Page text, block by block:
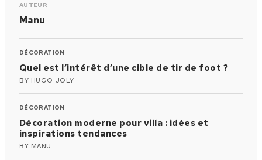
AUTEUR
Manu
DÉCORATION
Quel est l’intérêt d’une cible de tir de foot ?
BY HUGO JOLY
DÉCORATION
Décoration moderne pour villa : idées et
inspirations tendances
BY MANU